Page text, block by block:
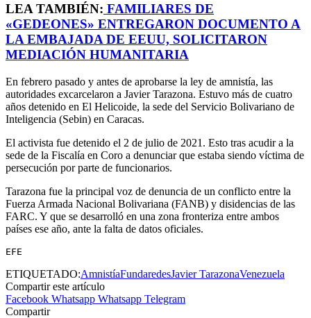
LEA TAMBIÉN: FAMILIARES DE
«GEDEONES» ENTREGARON DOCUMENTO A
LA EMBAJADA DE EEUU, SOLICITARON
MEDIACIÓN HUMANITARIA
En febrero pasado y antes de aprobarse la ley de amnistía, las
autoridades excarcelaron a Javier Tarazona. Estuvo más de cuatro
años detenido en El Helicoide, la sede del Servicio Bolivariano de
Inteligencia (Sebin) en Caracas.
El activista fue detenido el 2 de julio de 2021. Esto tras acudir a la
sede de la Fiscalía en Coro a denunciar que estaba siendo víctima de
persecución por parte de funcionarios.
Tarazona fue la principal voz de denuncia de un conflicto entre la
Fuerza Armada Nacional Bolivariana (FANB) y disidencias de las
FARC. Y que se desarrolló en una zona fronteriza entre ambos
países ese año, ante la falta de datos oficiales.
EFE
ETIQUETADO:AmnistíaFundaredesJavier TarazonaVenezuela
Compartir este artículo
Facebook Whatsapp Whatsapp Telegram
Compartir